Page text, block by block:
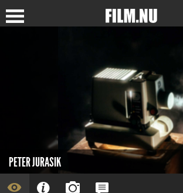
PETER JURASIK